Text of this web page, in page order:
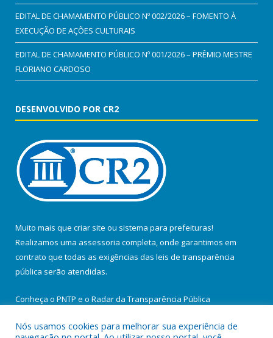
EDITAL DE CHAMAMENTO PÚBLICO Nº 002/2026 – FOMENTO À
EXECUÇÃO DE AÇÕES CULTURAIS
EDITAL DE CHAMAMENTO PÚBLICO Nº 001/2026 – PRÊMIO MESTRE
FLORIANO CARDOSO
DESENVOLVIDO POR CR2
Muito mais que criar site ou sistema para prefeituras!
Realizamos uma assessoria completa, onde garantimos em
contrato que todas as exigências das leis de transparência
pública serão atendidas.
Conheça o PNTP e o Radar da Transparência Pública
Nós usamos cookies para melhorar sua experiência de